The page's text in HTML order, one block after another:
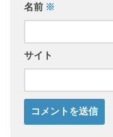
名前 ※
サイト